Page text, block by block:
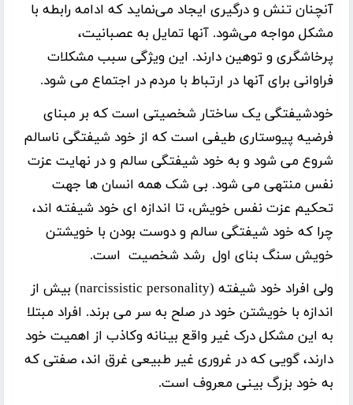
آنچنان تنش و درگیری ایجاد می‌نماید که ادامه رابطه با
مشکل مواجه می‌شود. آنها تمایل به عصبانیت،
پرخاشگری و توهین دارند. این ویژگی سبب مشکلات
فراوانی برای آنها در ارتباط با مردم در اجتماع می شود.
خودشیفتگی یک ساختار شخصیتی است که بر مبنای
فرضیه پیوستاری طیفی است که از خود شیفتگی ناسالم
شروع می شود و به خود شیفتگی سالم و در نهایت عزت
نفس منتهی می شود. بی شک همه انسان ها جهت
تحکیم عزت نفس خویش، تا اندازه ای خود شیفته اند،
چرا که خود شیفتگی سالم و دوست بودن با خویشتن
خویش سنگ بنای اول رشد شخصیت است.
ولی افراد خود شیفته (narcissistic personality) بیش از
اندازه با خویشتن خود در صلح به سر می برند. افراد مبتلا
به این مشکل درک غیر واقع بینانه وکاذب از اهمیت خود
دارند، گویی که در غروری غیر طبیعی غرق اند، صفتی که
به خود بزرگ بینی معروف است.